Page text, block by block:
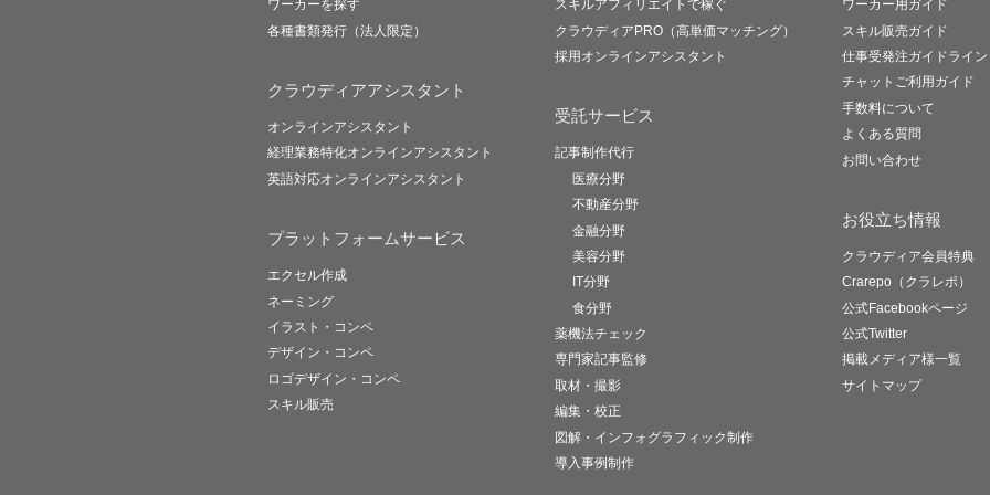
ワーカーを探す
各種書類発行（法人限定）
クラウディアアシスタント
オンラインアシスタント
経理業務特化オンラインアシスタント
英語対応オンラインアシスタント
プラットフォームサービス
エクセル作成
ネーミング
イラスト・コンペ
デザイン・コンペ
ロゴデザイン・コンペ
スキル販売
スキルアフィリエイトで稼ぐ
クラウディアPRO（高単価マッチング）
採用オンラインアシスタント
受託サービス
記事制作代行
医療分野
不動産分野
金融分野
美容分野
IT分野
食分野
薬機法チェック
専門家記事監修
取材・撮影
編集・校正
図解・インフォグラフィック制作
導入事例制作
ワーカー用ガイド
スキル販売ガイド
仕事受発注ガイドライン
チャットご利用ガイド
手数料について
よくある質問
お問い合わせ
お役立ち情報
クラウディア会員特典
Crarepo（クラレポ）
公式Facebookページ
公式Twitter
掲載メディア様一覧
サイトマップ